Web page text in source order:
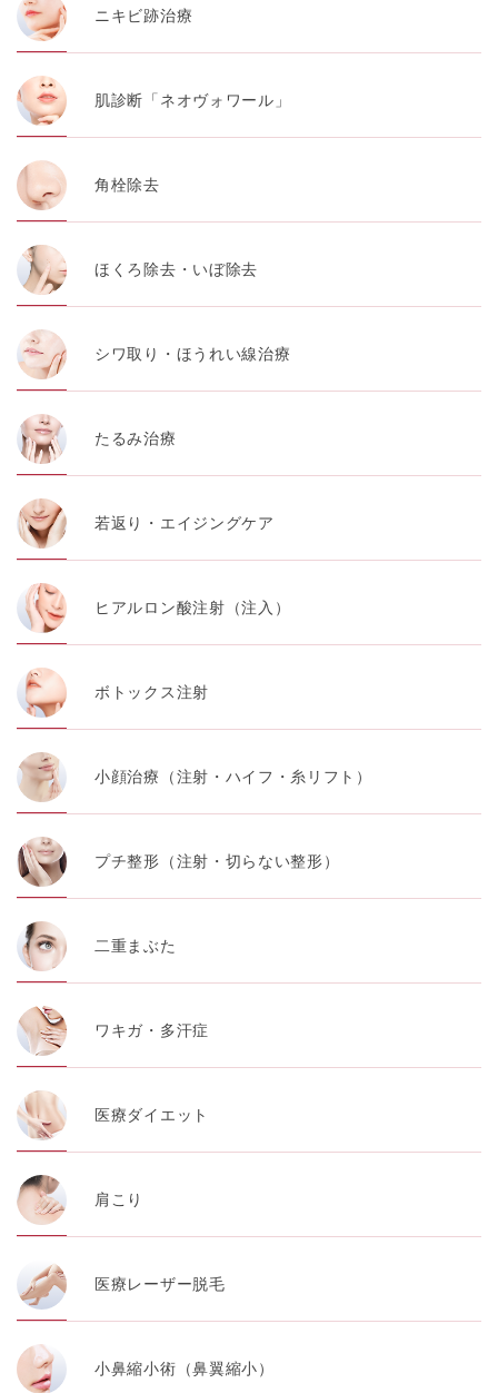
ニキビ跡治療
肌診断「ネオヴォワール」
角栓除去
ほくろ除去・いぼ除去
シワ取り・ほうれい線治療
たるみ治療
若返り・エイジングケア
ヒアルロン酸注射（注入）
ボトックス注射
小顔治療（注射・ハイフ・糸リフト）
プチ整形（注射・切らない整形）
二重まぶた
ワキガ・多汗症
医療ダイエット
肩こり
医療レーザー脱毛
小鼻縮小術（鼻翼縮小）